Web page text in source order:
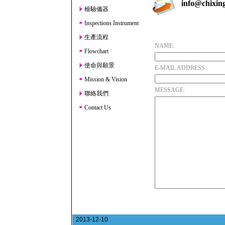
檢驗儀器
Inspections Instrument
生產流程
Flowchart
使命與願景
Mission & Vision
聯絡我們
Contact Us
NAME:
E-MAIL ADDRESS:
MESSAGE:
2013-12-10